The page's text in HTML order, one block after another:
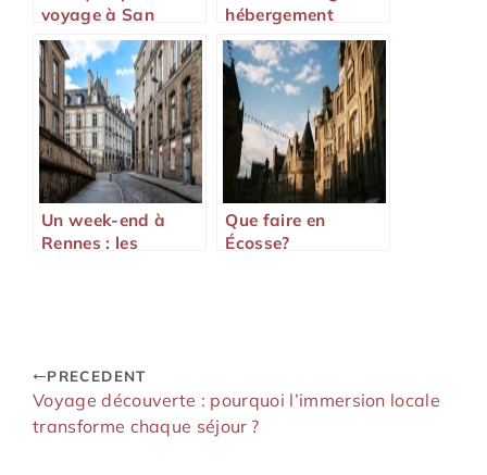
voyage à San
Francisco ?
hébergement
gratuit, sécurité et
conseils pour bien
voyager
Un week-end à
Rennes : les
Que faire en
Écosse?
PRECEDENT
Voyage découverte : pourquoi l’immersion locale
transforme chaque séjour ?